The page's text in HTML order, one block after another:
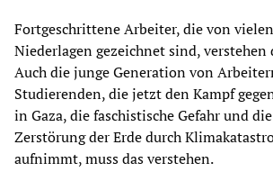
Fortgeschrittene Arbeiter, die von
Niederlagen gezeichnet sind, verstehen
Auch die junge Generation von
Studierenden, die jetzt den Kampf
in Gaza, die faschistische Gefahr und
Zerstörung der Erde durch
aufnimmt, muss das verstehen.